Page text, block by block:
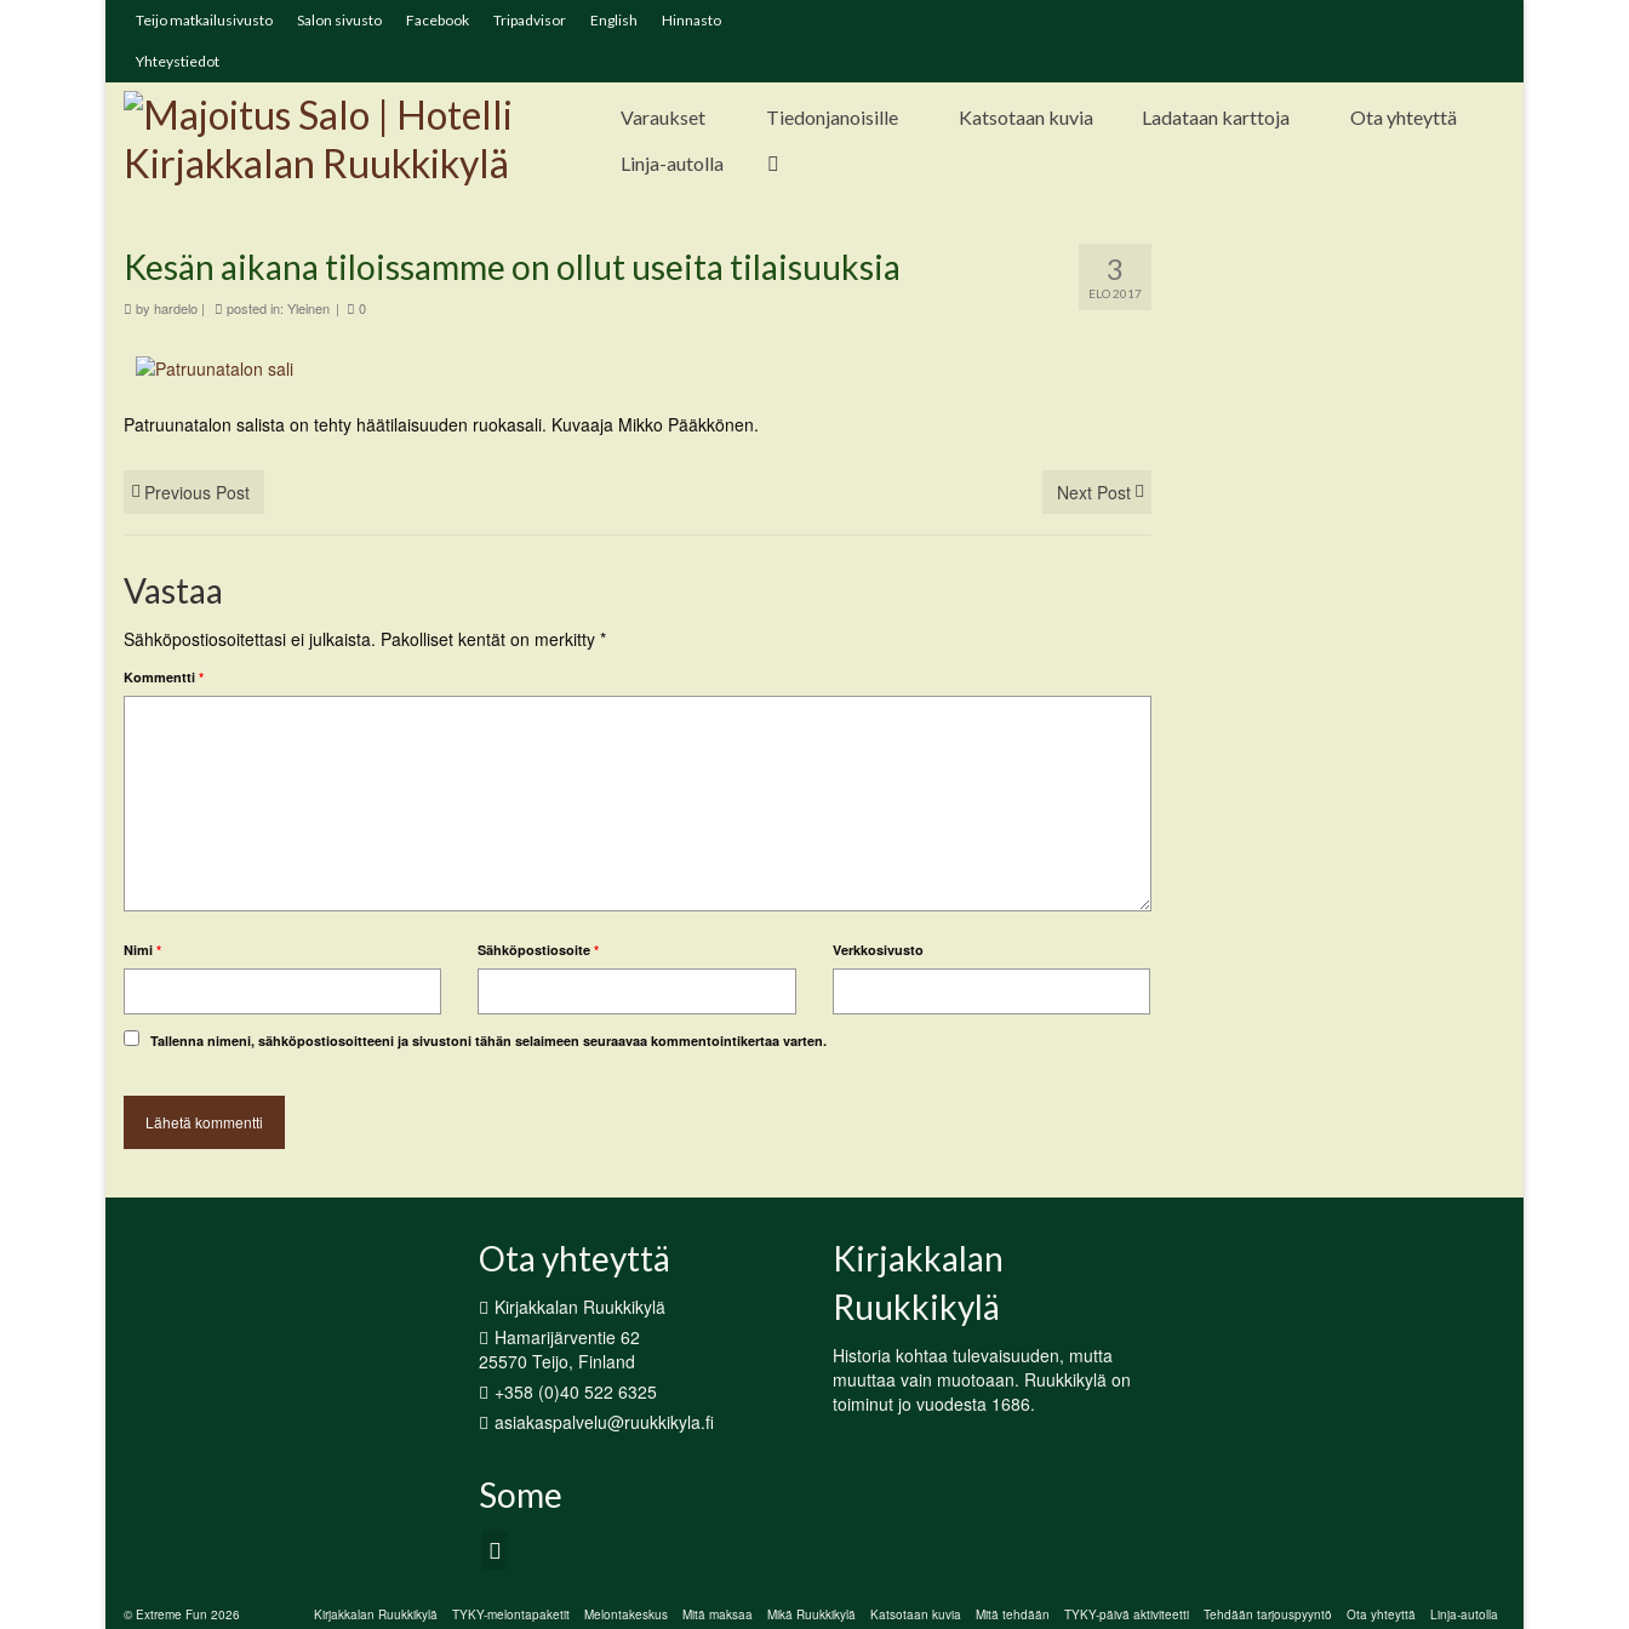
Teijo matkailusivusto Salon sivusto Facebook Tripadvisor English Hinnasto
Yhteystiedot
Varaukset Tiedonjanoisille Katsotaan kuvia Ladataan karttoja
Ota yhteyttä
Linja-autolla
3
ELO 2017
Kesän aikana tiloissamme on ollut useita tilaisuuksia
by hardelo | posted in: Yleinen | 0
Patruunatalon salista on tehty häätilaisuuden ruokasali. Kuvaaja Mikko Pääkkönen.
Previous Post Next Post
Vastaa
Sähköpostiosoitettasi ei julkaista. Pakolliset kentät on merkitty *
Kommentti *
Nimi * Sähköpostiosoite* Verkkosivusto
Tallenna nimeni, sähköpostiosoitteeni ja sivustoni tähän selaimeen seuraavaa kommentointikertaa varten.
Ota yhteyttä
Kirjakkalan Ruukkikylä
Hamarijärventie 62
25570 Teijo, Finland
+358 (0)40 522 6325
asiakaspalvelu@ruukkikyla.fi
Some
Kirjakkalan
Ruukkikylä
Historia kohtaa tulevaisuuden, mutta
muuttaa vain muotoaan. Ruukkikylä on
toiminut jo vuodesta 1686.
Kirjakkalan Ruukkikylä TYKY-melontapaketit Melontakeskus Mitä maksaa Mikä Ruukkikylä Katsotaan kuvia Mitä tehdään TYKY-päivä aktiviteetti Tehdään tarjouspyyntö Ota yhteyttä Linja-autolla
© Extreme Fun 2026